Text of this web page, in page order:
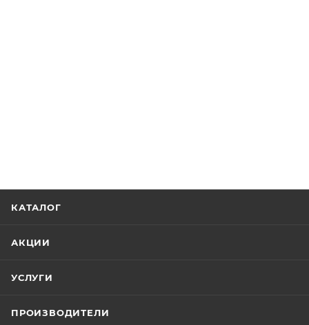
КАТАЛОГ
АКЦИИ
УСЛУГИ
ПРОИЗВОДИТЕЛИ